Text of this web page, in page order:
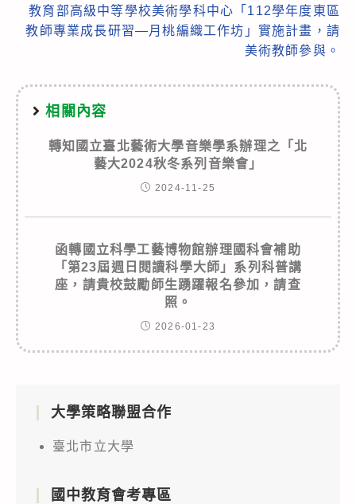
教育部高級中等學校美術學科中心「112學年度東區
教師專業成長研習—月桃編織工作坊」實施計畫，請
美術教師參與。
相關內容
轉知國立臺北藝術大學音樂學系辦理之「北
藝大2024秋冬系列音樂會」
2024-11-25
函轉國立科學工藝博物館辦理國科會補助
「第23屆週日閱讀科學大師」系列科普講
座，請貴校鼓勵師生踴躍報名參加，請查
照。
2026-01-23
大學策略聯盟合作
臺北市立大學
國中教育會考專區